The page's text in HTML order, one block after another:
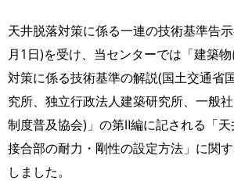
天井脱落対策に係る一連の技術基準告
月1日)を受け、当センターでは「建築
対策に係る技術基準の解説(国土交通省
究所、独立行政法人建築研究所、一般
制度普及協会)」の第Ⅱ編に記される「天
接合部の耐力・剛性の設定方法」に関
しました。